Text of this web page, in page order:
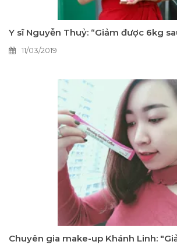
Y sĩ Nguyễn Thuỷ: “Giảm được 6kg
11/03/2019
Chuyên gia make-up Khánh Linh: